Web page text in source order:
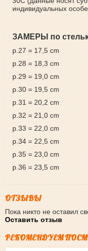
индивидуальных
ЗАМЕРЫ по
р.27 = 17,5 cm
р.28 = 18,3 cm
р.29 = 19,0 cm
р.30 = 19,5 cm
р.31 = 20,2 cm
р.32 = 21,0 cm
р.33 = 22,0 cm
р.34 = 22,5 cm
р.35 = 23,0 cm
р.36 = 23,5 cm
ОТЗЫВЫ
Пока никто не оставил
Оставить отзыв
РЕКОМЕНДУЕМ